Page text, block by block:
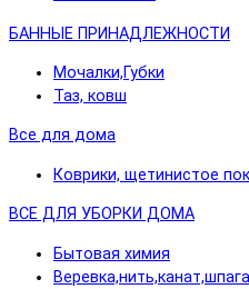
БАННЫЕ ПРИНАДЛЕЖНОСТИ
Мочалки,Губки
Таз, ковш
Все для дома
Коврики, щетинистое
ВСЕ ДЛЯ УБОРКИ ДОМА
Бытовая химия